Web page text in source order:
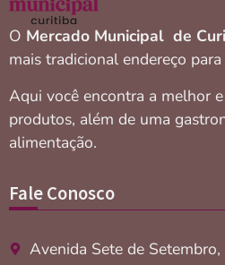
O Mercado Municipal de
mais tradicional endereço
Aqui você encontra a melhor
produtos, além de uma
alimentação.
Fale Conosco
Avenida Sete de